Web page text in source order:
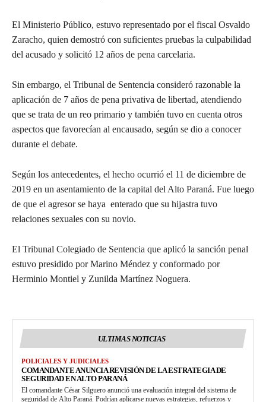
El Ministerio Público, estuvo representado por el fiscal Osvaldo
Zaracho, quien demostró con suficientes pruebas la culpabilidad
del acusado y solicitó 12 años de pena carcelaria.
Sin embargo, el Tribunal de Sentencia consideró razonable la
aplicación de 7 años de pena privativa de libertad, atendiendo
que se trata de un reo primario y también tuvo en cuenta otros
aspectos que favorecían al encausado, según se dio a conocer
durante el debate.
Según los antecedentes, el hecho ocurrió el 11 de diciembre de
2019 en un asentamiento de la capital del Alto Paraná. Fue luego
de que el agresor se haya enterado que su hijastra tuvo
relaciones sexuales con su novio.
El Tribunal Colegiado de Sentencia que aplicó la sanción penal
estuvo presidido por Marino Méndez y conformado por
Herminio Montiel y Zunilda Martínez Noguera.
ULTIMAS NOTICIAS
POLICIALES Y JUDICIALES
COMANDANTE ANUNCIA REVISIÓN DE LA ESTRATEGIA DE
SEGURIDAD EN ALTO PARANÁ
El comandante César Silguero anunció una evaluación integral del sistema de
seguridad de Alto Paraná. Podrían aplicarse nuevas estrategias, refuerzos y